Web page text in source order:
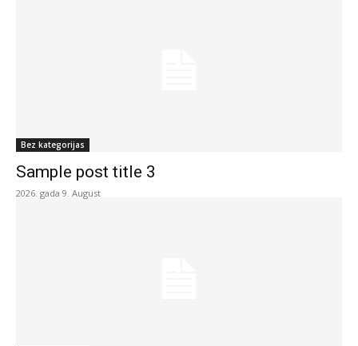
Bez kategorijas
Sample post title 3
2026. gada 9. August